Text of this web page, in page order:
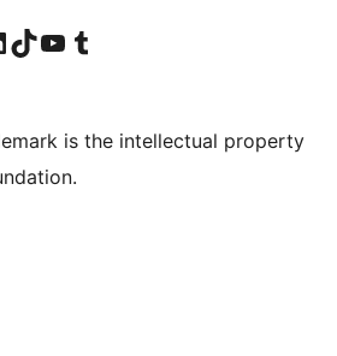
do Facebook
conta do Instagram
nossa conta do LinkedIn
Acessar nossa conta do TikTok
Acessar nosso canal do YouTube
Acessar nossa conta no Tumblr
is the intellectual property